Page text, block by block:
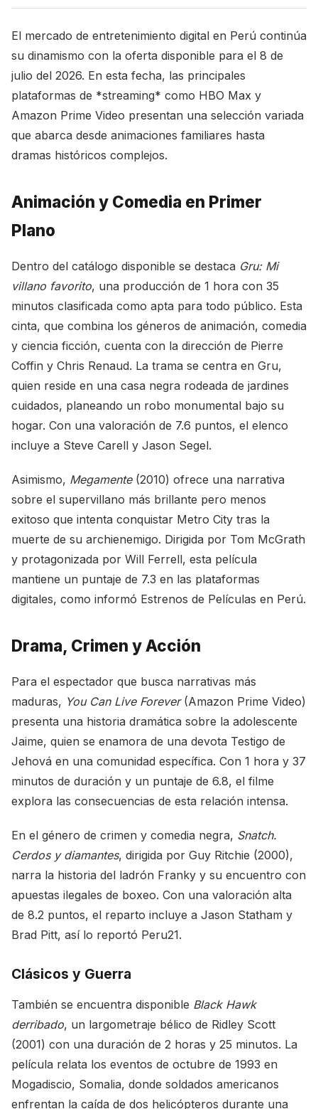
El mercado de entretenimiento digital en Perú continúa
su dinamismo con la oferta disponible para el 8 de
julio del 2026. En esta fecha, las principales
plataformas de *streaming* como HBO Max y
Amazon Prime Video presentan una selección variada
que abarca desde animaciones familiares hasta
dramas históricos complejos.
Animación y Comedia en Primer
Plano
Dentro del catálogo disponible se destaca Gru: Mi
villano favorito, una producción de 1 hora con 35
minutos clasificada como apta para todo público. Esta
cinta, que combina los géneros de animación, comedia
y ciencia ficción, cuenta con la dirección de Pierre
Coffin y Chris Renaud. La trama se centra en Gru,
quien reside en una casa negra rodeada de jardines
cuidados, planeando un robo monumental bajo su
hogar. Con una valoración de 7.6 puntos, el elenco
incluye a Steve Carell y Jason Segel.
Asimismo, Megamente(2010) ofrece una narrativa
sobre el supervillano más brillante pero menos
exitoso que intenta conquistar Metro City tras la
muerte de su archienemigo. Dirigida por Tom McGrath
y protagonizada por Will Ferrell, esta película
mantiene un puntaje de 7.3 en las plataformas
digitales, como informó Estrenos de Películas en Perú.
Drama, Crimen y Acción
Para el espectador que busca narrativas más
maduras, You Can Live Forever(Amazon Prime Video)
presenta una historia dramática sobre la adolescente
Jaime, quien se enamora de una devota Testigo de
Jehová en una comunidad específica. Con 1 hora y 37
minutos de duración y un puntaje de 6.8, el filme
explora las consecuencias de esta relación intensa.
En el género de crimen y comedia negra, Snatch.
Cerdos y diamantes, dirigida por Guy Ritchie (2000),
narra la historia del ladrón Franky y su encuentro con
apuestas ilegales de boxeo. Con una valoración alta
de 8.2 puntos, el reparto incluye a Jason Statham y
Brad Pitt, así lo reportó Peru21.
Clásicos y Guerra
También se encuentra disponible Black Hawk
derribado, un largometraje bélico de Ridley Scott
(2001) con una duración de 2 horas y 25 minutos. La
película relata los eventos de octubre de 1993 en
Mogadiscio, Somalia, donde soldados americanos
enfrentan la caída de dos helicópteros durante una